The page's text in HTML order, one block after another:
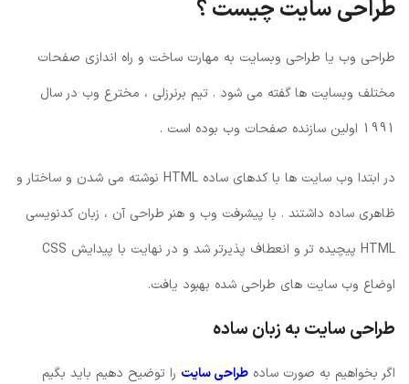
طراحی سایت چیست ؟
طراحی وب یا طراحی وبسایت به مهارت ساخت و راه اندازی صفحات
مختلف وبسایت ها گفته می شود . تیم برنرزلی ، مخترع وب در سال
1991 اولین سازنده صفحات وب بوده است .
در ابتدا وب سایت ها با کدهای ساده HTML نوشته می شدن و ساختار و
ظاهری ساده داشتند . با پیشرفت وب و هنر طراحی آن ، زبان کدنویسی
HTML پیچیده تر و انعطاف پذیرتر شد و در نهایت با پیدایش CSS
اوضاع وب سایت های طراحی شده بهبود یافت.
طراحی سایت به زبان ساده
اگر بخواهیم به صورت ساده طراحی سایت را توضیح دهیم باید بگیم